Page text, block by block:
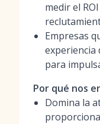
medir el
Empresas
experiencia
para
Por qué nos
Domina la